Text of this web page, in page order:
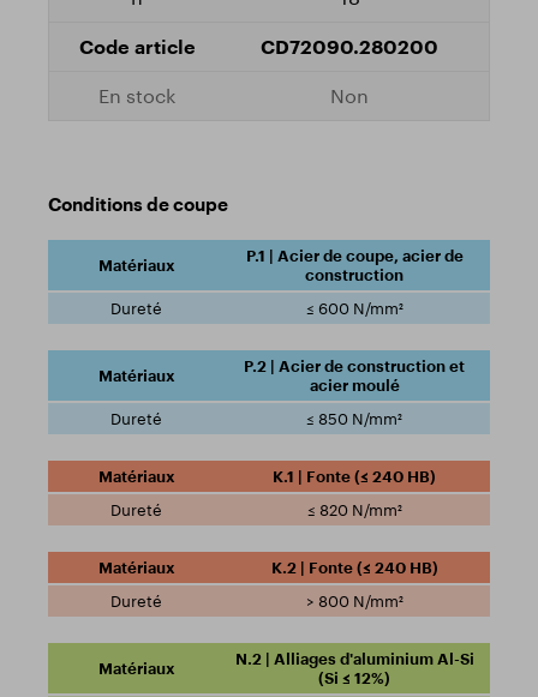
CD72090.280200
Non
Conditions de coupe
P.1 | Acier de coupe, acier de
construction
≤ 600 N/mm²
P.2 | Acier de construction et
acier moulé
≤ 850 N/mm²
K.1 | Fonte (≤ 240 HB)
≤ 820 N/mm²
K.2 | Fonte (≤ 240 HB)
> 800 N/mm²
N.2 | Alliages d'aluminium Al-Si
(Si ≤ 12%)